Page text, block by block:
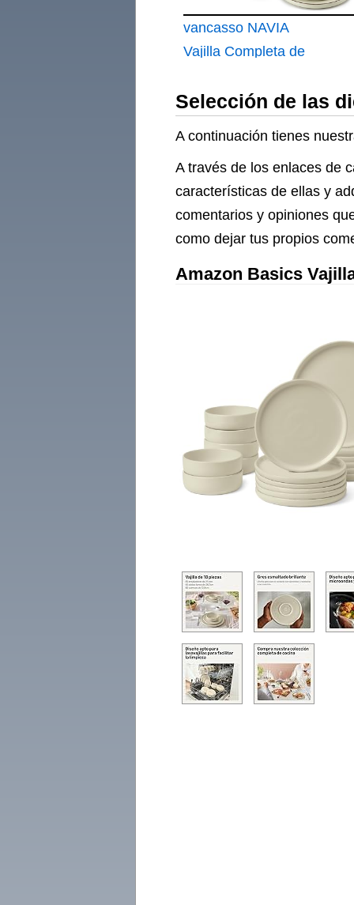
vancasso NAVIA
Vajilla Completa de
Personas
Selección de las
A continuación tienes
A través de los enlaces de
características de ellas y
comentarios y opiniones
como dejar tus propios
Amazon Basics